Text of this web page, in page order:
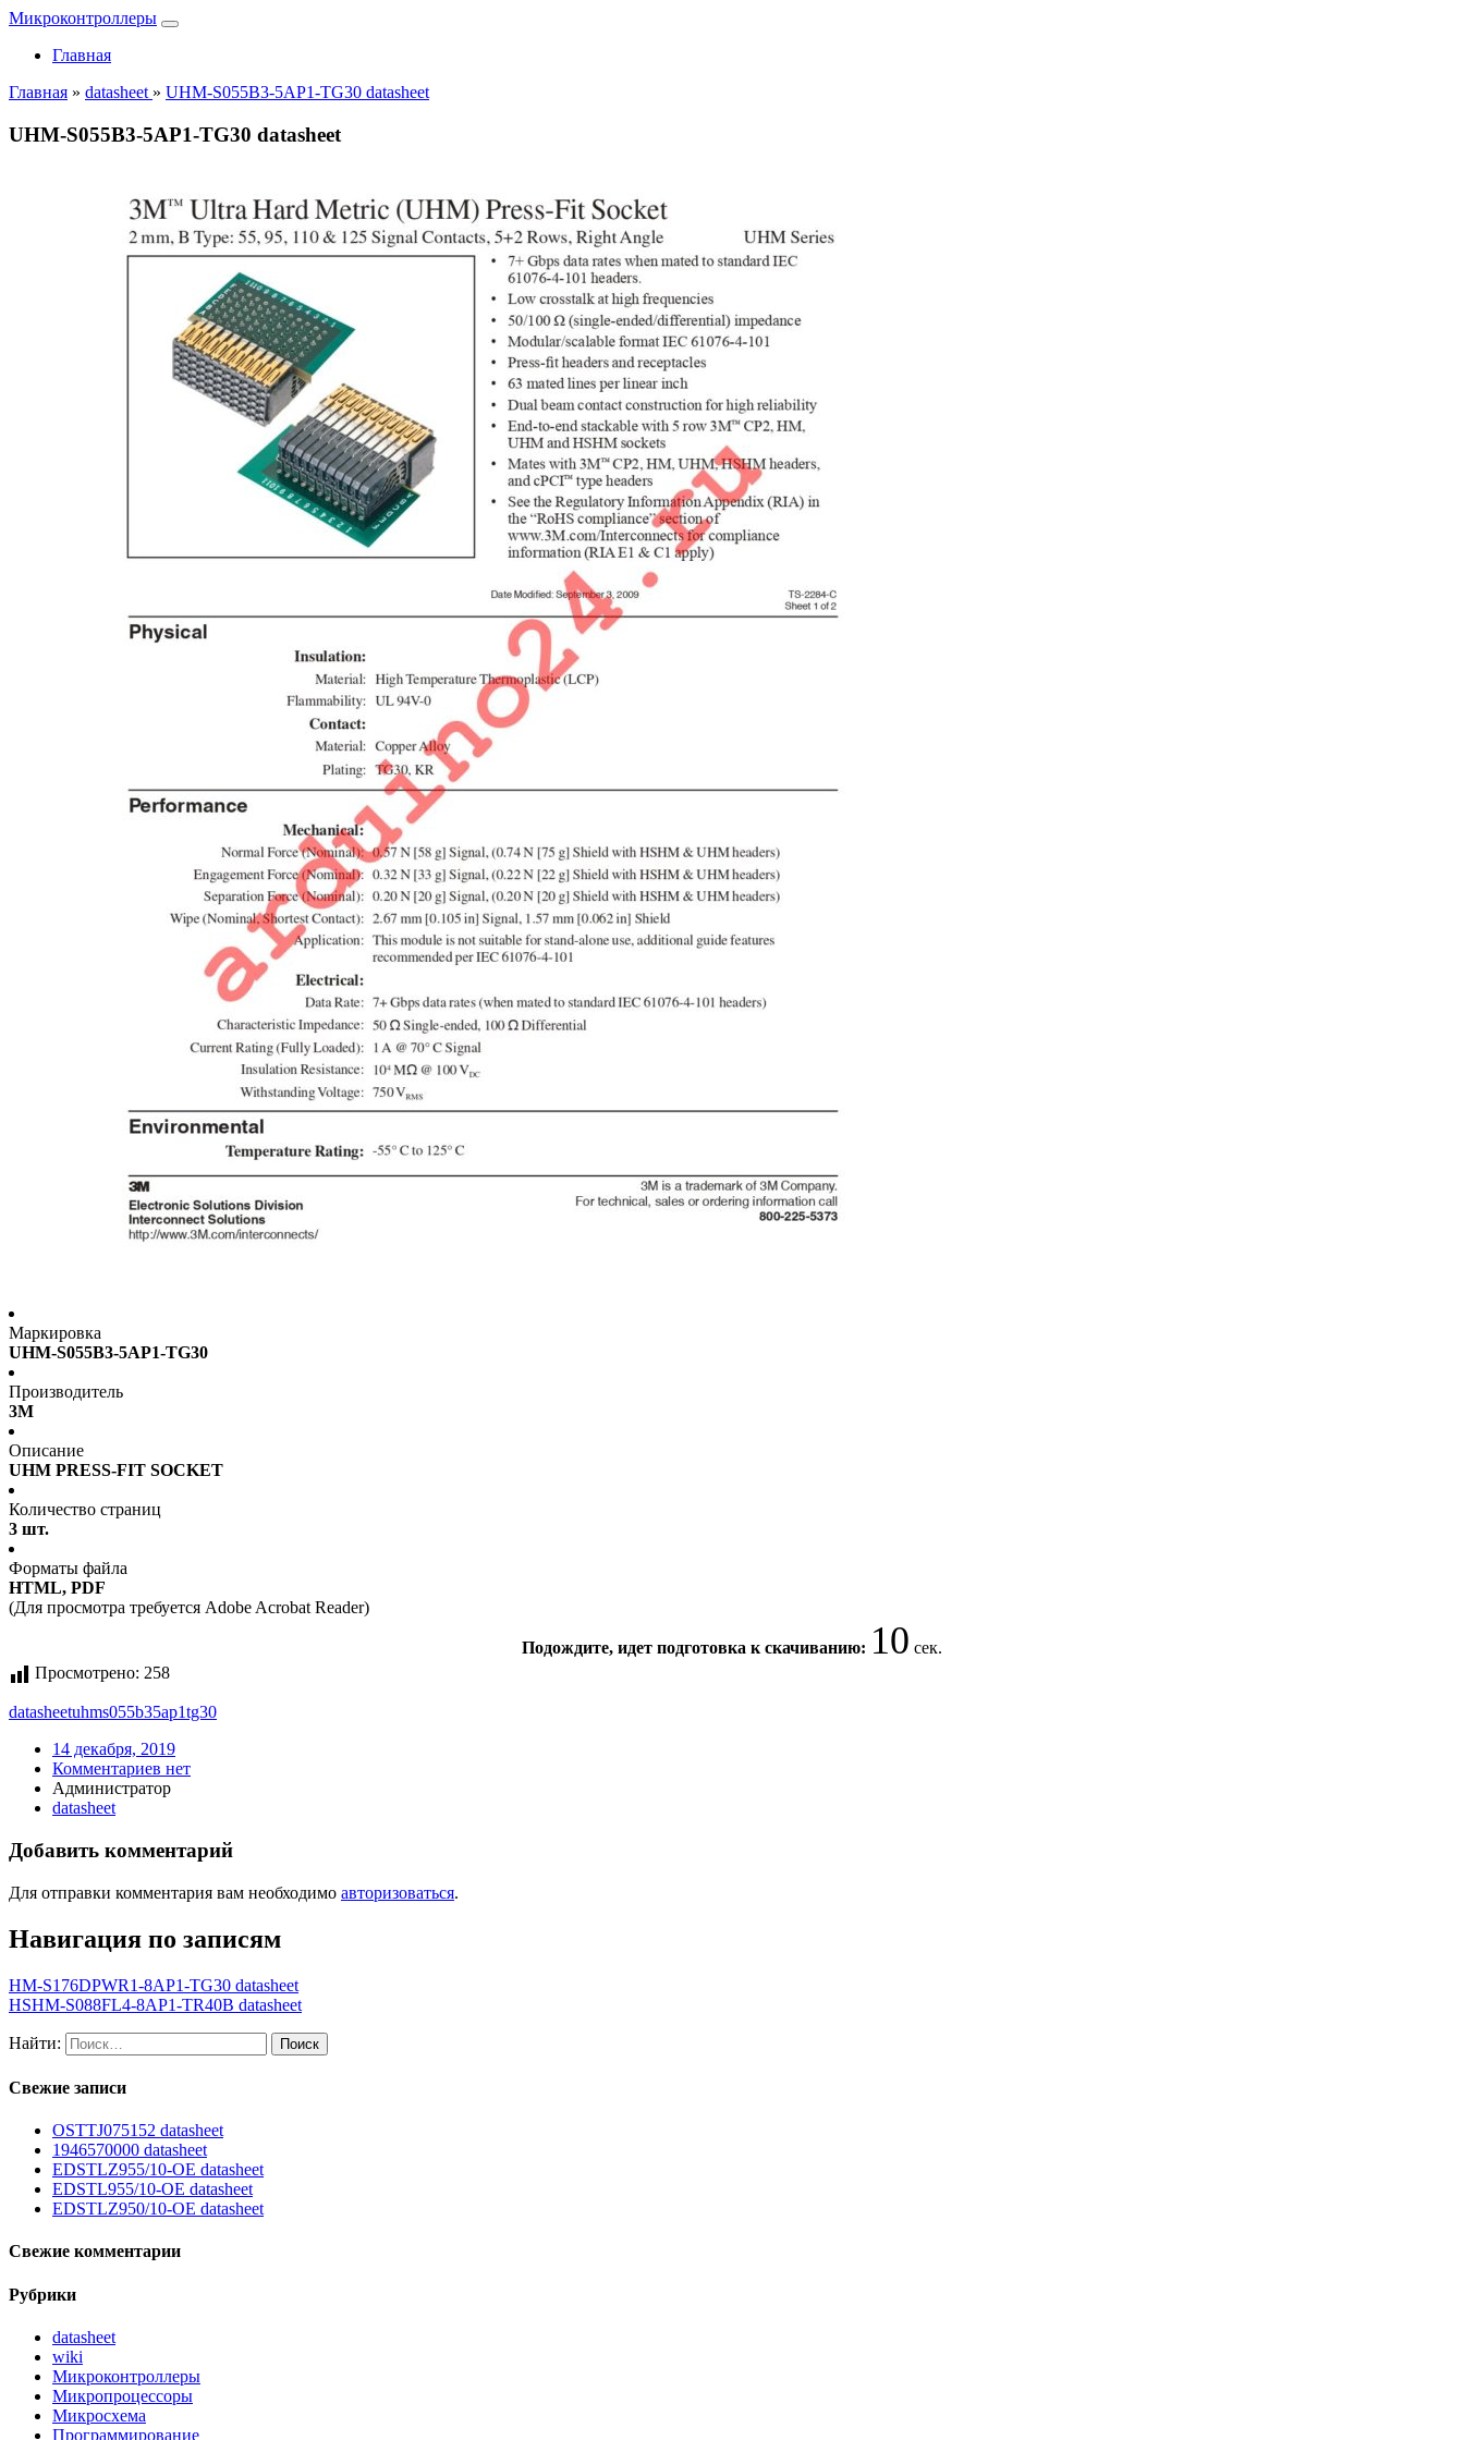
Микроконтроллеры
Главная
Главная » datasheet » UHM-S055B3-5AP1-TG30 datasheet
UHM-S055B3-5AP1-TG30 datasheet
Маркировка
UHM-S055B3-5AP1-TG30
Производитель
3M
Описание
UHM PRESS-FIT SOCKET
Количество страниц
3 шт.
Форматы файла
HTML, PDF
(Для просмотра требуется Adobe Acrobat Reader)
Подождите, идет подготовка к скачиванию: 10 сек.
Просмотрено: 258
datasheetuhms055b35ap1tg30
14 декабря, 2019
Комментариев нет
Администратор
datasheet
Добавить комментарий
Для отправки комментария вам необходимо авторизоваться.
Навигация по записям
HM-S176DPWR1-8AP1-TG30 datasheet
HSHM-S088FL4-8AP1-TR40B datasheet
Найти:
Свежие записи
OSTTJ075152 datasheet
1946570000 datasheet
EDSTLZ955/10-OE datasheet
EDSTL955/10-OE datasheet
EDSTLZ950/10-OE datasheet
Свежие комментарии
Рубрики
datasheet
wiki
Микроконтроллеры
Микропроцессоры
Микросхема
Программирование